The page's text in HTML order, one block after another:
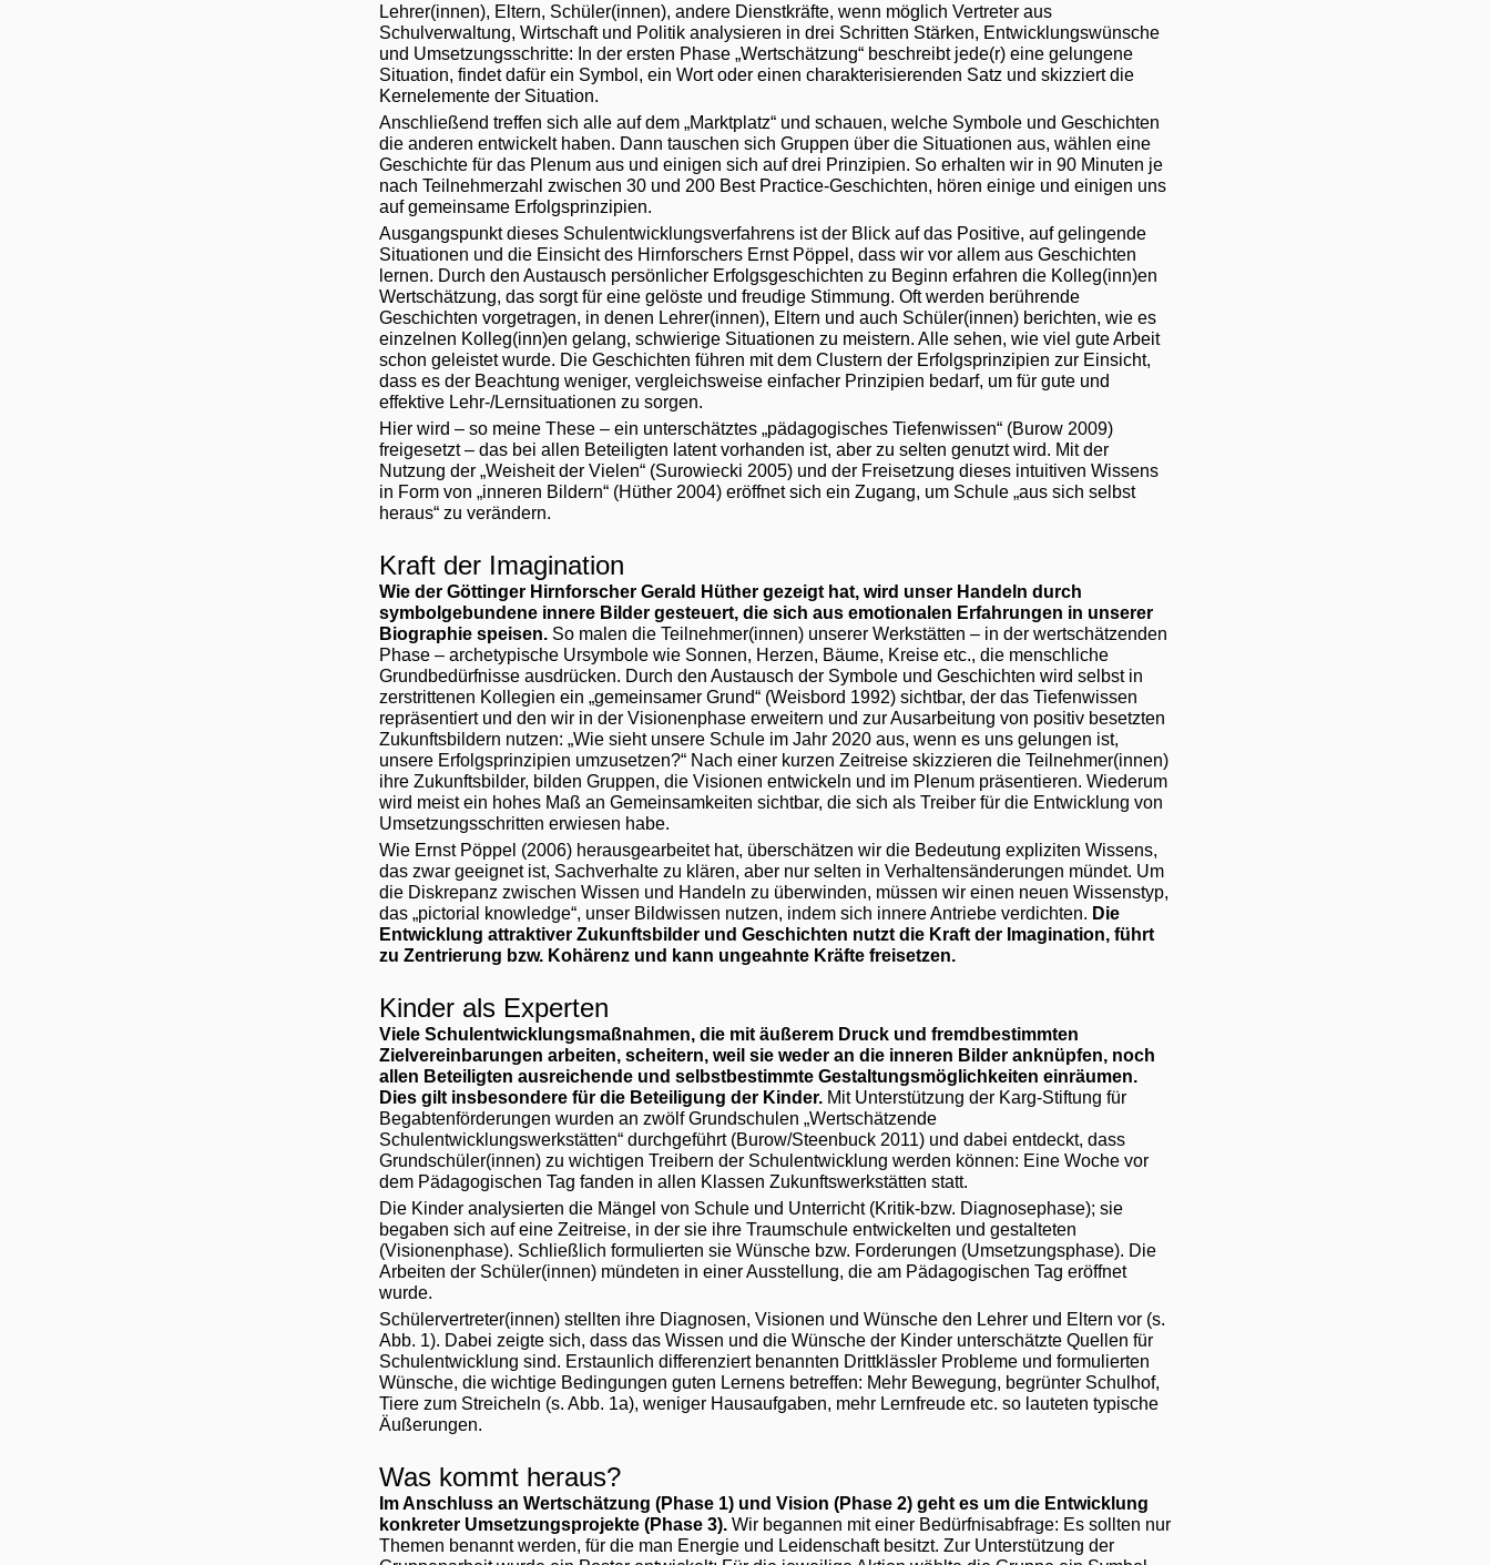
Lehrer(innen), Eltern, Schüler(innen), andere Dienstkräfte, wenn möglich Vertreter aus
Schulverwaltung, Wirtschaft und Politik analysieren in drei Schritten Stärken, Entwicklungswünsche
und Umsetzungsschritte: In der ersten Phase „Wertschätzung“ beschreibt jede(r) eine gelungene
Situation, findet dafür ein Symbol, ein Wort oder einen charakterisierenden Satz und skizziert die
Kernelemente der Situation.
Anschließend treffen sich alle auf dem „Marktplatz“ und schauen, welche Symbole und Geschichten
die anderen entwickelt haben. Dann tauschen sich Gruppen über die Situationen aus, wählen eine
Geschichte für das Plenum aus und einigen sich auf drei Prinzipien. So erhalten wir in 90 Minuten je
nach Teilnehmerzahl zwischen 30 und 200 Best Practice-Geschichten, hören einige und einigen uns
auf gemeinsame Erfolgsprinzipien.
Ausgangspunkt dieses Schulentwicklungsverfahrens ist der Blick auf das Positive, auf gelingende
Situationen und die Einsicht des Hirnforschers Ernst Pöppel, dass wir vor allem aus Geschichten
lernen. Durch den Austausch persönlicher Erfolgsgeschichten zu Beginn erfahren die Kolleg(inn)en
Wertschätzung, das sorgt für eine gelöste und freudige Stimmung. Oft werden berührende
Geschichten vorgetragen, in denen Lehrer(innen), Eltern und auch Schüler(innen) berichten, wie es
einzelnen Kolleg(inn)en gelang, schwierige Situationen zu meistern. Alle sehen, wie viel gute Arbeit
schon geleistet wurde. Die Geschichten führen mit dem Clustern der Erfolgsprinzipien zur Einsicht,
dass es der Beachtung weniger, vergleichsweise einfacher Prinzipien bedarf, um für gute und
effektive Lehr-/Lernsituationen zu sorgen.
Hier wird – so meine These – ein unterschätztes „pädagogisches Tiefenwissen“ (Burow 2009)
freigesetzt – das bei allen Beteiligten latent vorhanden ist, aber zu selten genutzt wird. Mit der
Nutzung der „Weisheit der Vielen“ (Surowiecki 2005) und der Freisetzung dieses intuitiven Wissens
in Form von „inneren Bildern“ (Hüther 2004) eröffnet sich ein Zugang, um Schule „aus sich selbst
heraus“ zu verändern.
Kraft der Imagination
Wie der Göttinger Hirnforscher Gerald Hüther gezeigt hat, wird unser Handeln durch
symbolgebundene innere Bilder gesteuert, die sich aus emotionalen Erfahrungen in unserer
Biographie speisen. So malen die Teilnehmer(innen) unserer Werkstätten – in der wertschätzenden
Phase – archetypische Ursymbole wie Sonnen, Herzen, Bäume, Kreise etc., die menschliche
Grundbedürfnisse ausdrücken. Durch den Austausch der Symbole und Geschichten wird selbst in
zerstrittenen Kollegien ein „gemeinsamer Grund“ (Weisbord 1992) sichtbar, der das Tiefenwissen
repräsentiert und den wir in der Visionenphase erweitern und zur Ausarbeitung von positiv besetzten
Zukunftsbildern nutzen: „Wie sieht unsere Schule im Jahr 2020 aus, wenn es uns gelungen ist,
unsere Erfolgsprinzipien umzusetzen?“ Nach einer kurzen Zeitreise skizzieren die Teilnehmer(innen)
ihre Zukunftsbilder, bilden Gruppen, die Visionen entwickeln und im Plenum präsentieren. Wiederum
wird meist ein hohes Maß an Gemeinsamkeiten sichtbar, die sich als Treiber für die Entwicklung von
Umsetzungsschritten erwiesen habe.
Wie Ernst Pöppel (2006) herausgearbeitet hat, überschätzen wir die Bedeutung expliziten Wissens,
das zwar geeignet ist, Sachverhalte zu klären, aber nur selten in Verhaltensänderungen mündet. Um
die Diskrepanz zwischen Wissen und Handeln zu überwinden, müssen wir einen neuen Wissenstyp,
das „pictorial knowledge“, unser Bildwissen nutzen, indem sich innere Antriebe verdichten. Die
Entwicklung attraktiver Zukunftsbilder und Geschichten nutzt die Kraft der Imagination, führt
zu Zentrierung bzw. Kohärenz und kann ungeahnte Kräfte freisetzen.
Kinder als Experten
Viele Schulentwicklungsmaßnahmen, die mit äußerem Druck und fremdbestimmten
Zielvereinbarungen arbeiten, scheitern, weil sie weder an die inneren Bilder anknüpfen, noch
allen Beteiligten ausreichende und selbstbestimmte Gestaltungsmöglichkeiten einräumen.
Dies gilt insbesondere für die Beteiligung der Kinder. Mit Unterstützung der Karg-Stiftung für
Begabtenförderungen wurden an zwölf Grundschulen „Wertschätzende
Schulentwicklungswerkstätten“ durchgeführt (Burow/Steenbuck 2011) und dabei entdeckt, dass
Grundschüler(innen) zu wichtigen Treibern der Schulentwicklung werden können: Eine Woche vor
dem Pädagogischen Tag fanden in allen Klassen Zukunftswerkstätten statt.
Die Kinder analysierten die Mängel von Schule und Unterricht (Kritik-bzw. Diagnosephase); sie
begaben sich auf eine Zeitreise, in der sie ihre Traumschule entwickelten und gestalteten
(Visionenphase). Schließlich formulierten sie Wünsche bzw. Forderungen (Umsetzungsphase). Die
Arbeiten der Schüler(innen) mündeten in einer Ausstellung, die am Pädagogischen Tag eröffnet
wurde.
Schülervertreter(innen) stellten ihre Diagnosen, Visionen und Wünsche den Lehrer und Eltern vor (s.
Abb. 1). Dabei zeigte sich, dass das Wissen und die Wünsche der Kinder unterschätzte Quellen für
Schulentwicklung sind. Erstaunlich differenziert benannten Drittklässler Probleme und formulierten
Wünsche, die wichtige Bedingungen guten Lernens betreffen: Mehr Bewegung, begrünter Schulhof,
Tiere zum Streicheln (s. Abb. 1a), weniger Hausaufgaben, mehr Lernfreude etc. so lauteten typische
Äußerungen.
Was kommt heraus?
Im Anschluss an Wertschätzung (Phase 1) und Vision (Phase 2) geht es um die Entwicklung
konkreter Umsetzungsprojekte (Phase 3). Wir begannen mit einer Bedürfnisabfrage: Es sollten nur
Themen benannt werden, für die man Energie und Leidenschaft besitzt. Zur Unterstützung der